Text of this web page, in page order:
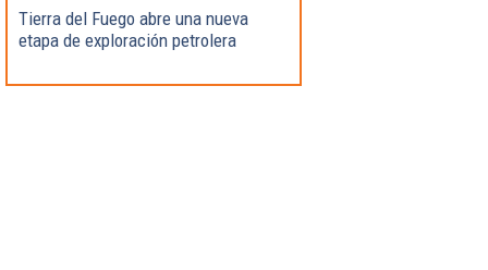
Tierra del Fuego abre una nueva
etapa de exploración petrolera